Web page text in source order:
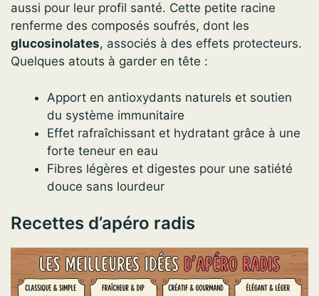
aussi pour leur profil santé. Cette petite racine
renferme des composés soufrés, dont les
glucosinolates, associés à des effets protecteurs.
Quelques atouts à garder en tête :
Apport en antioxydants naturels et soutien
du système immunitaire
Effet rafraîchissant et hydratant grâce à une
forte teneur en eau
Fibres légères et digestes pour une satiété
douce sans lourdeur
Recettes d’apéro radis